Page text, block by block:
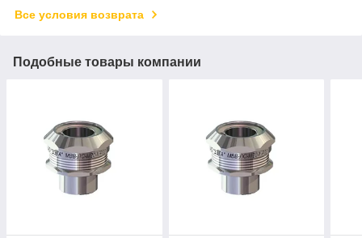
Все условия возврата
Подобные товары компании